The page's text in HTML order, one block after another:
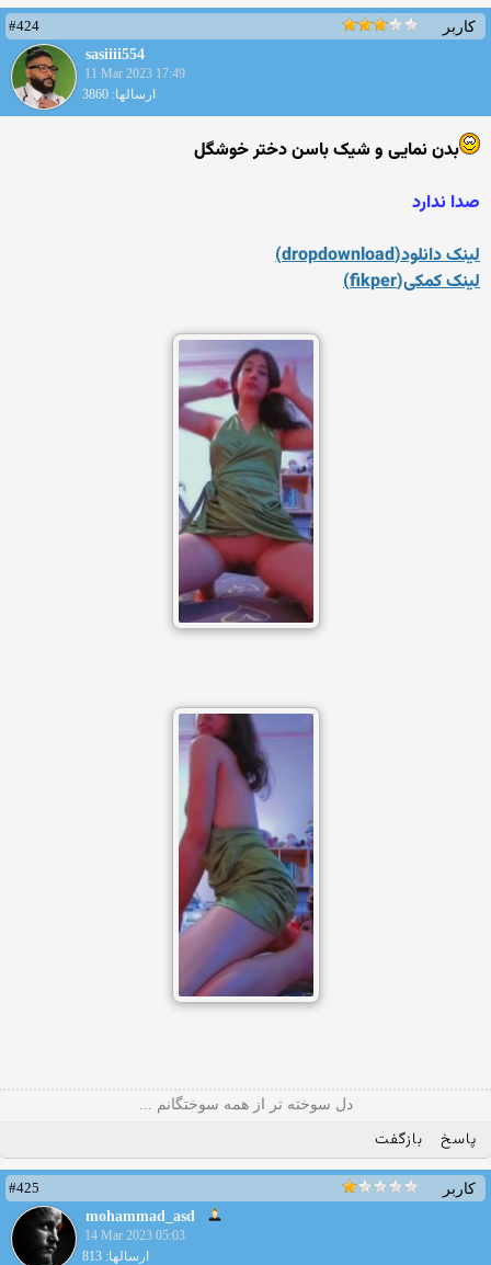
کاربر
#424
sasiiii554
11 Mar 2023 17:49
ارسالها: 3860
بدن نمایی و شیک باسن دختر خوشگل
صدا ندارد
لینک دانلود(dropdownload)
لینک کمکی(fikper)
دل سوخته تر از همه سوختگانم ...
پاسخ بازگفت
کاربر
#425
mohammad_asd
14 Mar 2023 05:03
ارسالها: 813